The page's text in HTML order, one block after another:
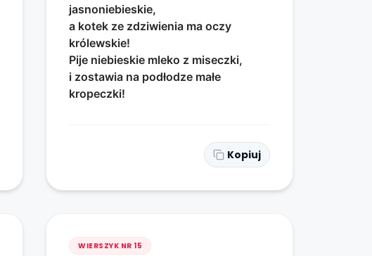
jasnoniebieskie,
a kotek ze zdziwienia ma oczy
królewskie!
Pije niebieskie mleko z miseczki,
i zostawia na podłodze małe
kropeczki!
Kopiuj
WIERSZYK NR 15